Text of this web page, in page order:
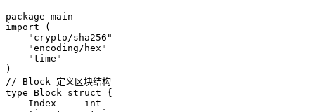
package main
import (
    "crypto/sha256"
    "encoding/hex"
    "time"
)
// Block 定义区块结构
type Block struct {
    Index     int